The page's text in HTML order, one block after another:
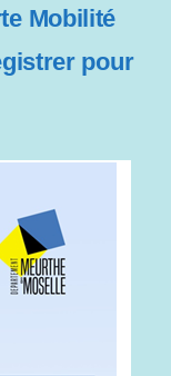
Mobilité
pour